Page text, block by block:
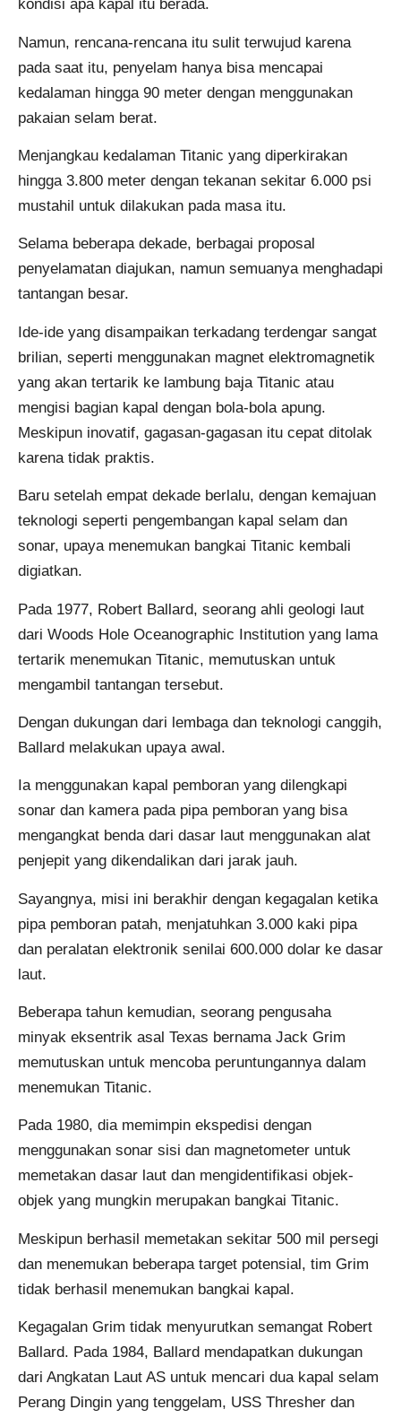
kondisi apa kapal itu berada.
Namun, rencana-rencana itu sulit terwujud karena
pada saat itu, penyelam hanya bisa mencapai
kedalaman hingga 90 meter dengan menggunakan
pakaian selam berat.
Menjangkau kedalaman Titanic yang diperkirakan
hingga 3.800 meter dengan tekanan sekitar 6.000 psi
mustahil untuk dilakukan pada masa itu.
Selama beberapa dekade, berbagai proposal
penyelamatan diajukan, namun semuanya menghadapi
tantangan besar.
Ide-ide yang disampaikan terkadang terdengar sangat
brilian, seperti menggunakan magnet elektromagnetik
yang akan tertarik ke lambung baja Titanic atau
mengisi bagian kapal dengan bola-bola apung.
Meskipun inovatif, gagasan-gagasan itu cepat ditolak
karena tidak praktis.
Baru setelah empat dekade berlalu, dengan kemajuan
teknologi seperti pengembangan kapal selam dan
sonar, upaya menemukan bangkai Titanic kembali
digiatkan.
Pada 1977, Robert Ballard, seorang ahli geologi laut
dari Woods Hole Oceanographic Institution yang lama
tertarik menemukan Titanic, memutuskan untuk
mengambil tantangan tersebut.
Dengan dukungan dari lembaga dan teknologi canggih,
Ballard melakukan upaya awal.
Ia menggunakan kapal pemboran yang dilengkapi
sonar dan kamera pada pipa pemboran yang bisa
mengangkat benda dari dasar laut menggunakan alat
penjepit yang dikendalikan dari jarak jauh.
Sayangnya, misi ini berakhir dengan kegagalan ketika
pipa pemboran patah, menjatuhkan 3.000 kaki pipa
dan peralatan elektronik senilai 600.000 dolar ke dasar
laut.
Beberapa tahun kemudian, seorang pengusaha
minyak eksentrik asal Texas bernama Jack Grim
memutuskan untuk mencoba peruntungannya dalam
menemukan Titanic.
Pada 1980, dia memimpin ekspedisi dengan
menggunakan sonar sisi dan magnetometer untuk
memetakan dasar laut dan mengidentifikasi objek-
objek yang mungkin merupakan bangkai Titanic.
Meskipun berhasil memetakan sekitar 500 mil persegi
dan menemukan beberapa target potensial, tim Grim
tidak berhasil menemukan bangkai kapal.
Kegagalan Grim tidak menyurutkan semangat Robert
Ballard. Pada 1984, Ballard mendapatkan dukungan
dari Angkatan Laut AS untuk mencari dua kapal selam
Perang Dingin yang tenggelam, USS Thresher dan